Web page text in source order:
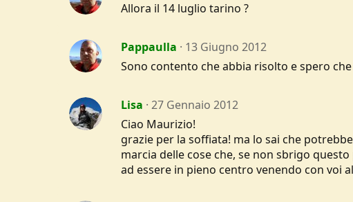
Allora il 14 luglio tarino ?
Pappaulla
13 Giugno 2012
Sono contento che abbia risolto e spero
Lisa 27 Gennaio 2012
Ciao Maurizio!
grazie per la soffiata! ma lo sai che
marcia delle cose che, se non sbrigo
ad essere in pieno centro venendo con voi